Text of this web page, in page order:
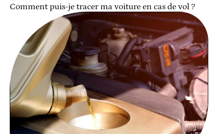
Comment puis-je tracer ma voiture en cas de vol ?